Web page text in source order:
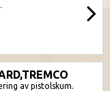
av pistolskum.